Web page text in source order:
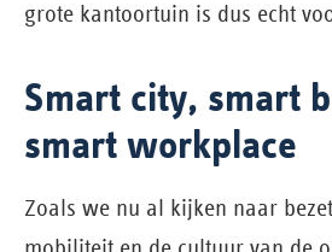
grote kantoortuin is dus echt
Smart city, smart
smart workplace
Zoals we nu al kijken naar